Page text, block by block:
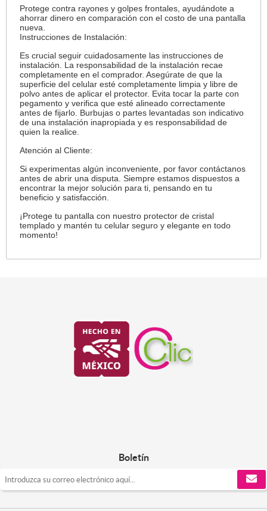
Protege contra rayones y golpes frontales, ayudándote a
ahorrar dinero en comparación con el costo de una pantalla
nueva.
Instrucciones de Instalación:
Es crucial seguir cuidadosamente las instrucciones de
instalación. La responsabilidad de la instalación recae
completamente en el comprador. Asegúrate de que la
superficie del celular esté completamente limpia y libre de
polvo antes de aplicar el protector. Evita tocar la parte con
pegamento y verifica que esté alineado correctamente
antes de fijarlo. Burbujas o partes levantadas son indicativo
de una instalación inapropiada y es responsabilidad de
quien la realice.
Atención al Cliente:
Si experimentas algún inconveniente, por favor contáctanos
antes de abrir una disputa. Siempre estamos dispuestos a
encontrar la mejor solución para ti, pensando en tu
beneficio y satisfacción.
¡Protege tu pantalla con nuestro protector de cristal
templado y mantén tu celular seguro y elegante en todo
momento!
Boletín